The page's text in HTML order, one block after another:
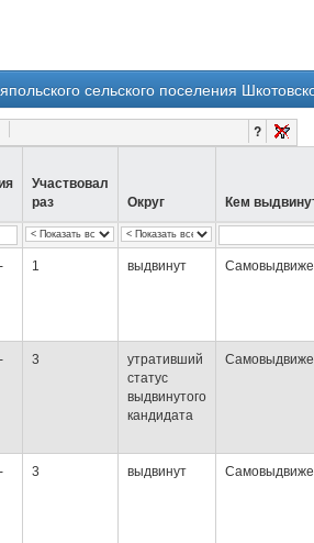
сельского поселения
?
Участвовал
раз
Округ Кем
1 выдвинут
3
утративший
статус
выдвинутого
кандидата
3 выдвинут